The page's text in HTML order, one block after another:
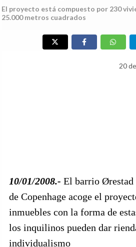
El proyecto está compuesto por 230
25.000 metros cuadrados
20
10/01/2008.- El barrio Ørestad
de Copenhage acoge el
inmuebles con la forma de
los inquilinos pueden dar
individualismo